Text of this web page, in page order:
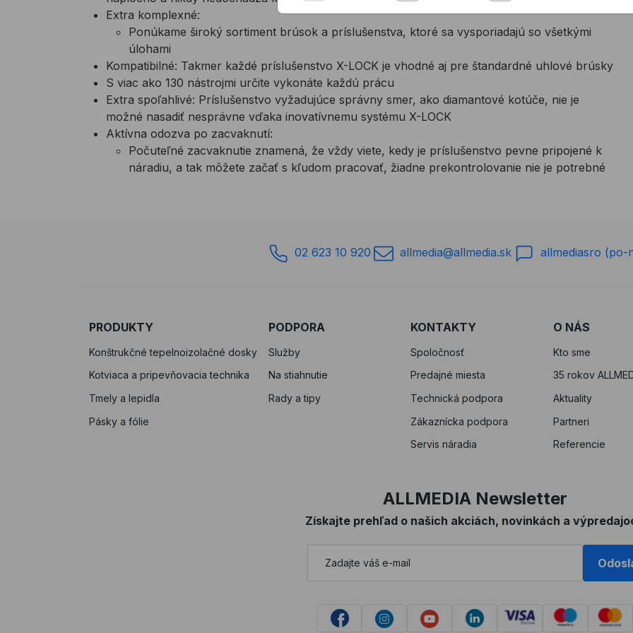
Extra komplexné:
Ponúkame široký sortiment brúsok a príslušenstva, ktoré sa vysporiadajú so všetkými
úlohami
Kompatibilné: Takmer každé príslušenstvo X-LOCK je vhodné aj pre štandardné uhlové brúsky
S viac ako 130 nástrojmi určite vykonáte každú prácu
Extra spoľahlivé: Príslušenstvo vyžadujúce správny smer, ako diamantové kotúče, nie je
možné nasadiť nesprávne vďaka inovatívnemu systému X-LOCK
Aktívna odozva po zacvaknutí:
Počuteľné zacvaknutie znamená, že vždy viete, kedy je príslušenstvo pevne pripojené k
náradiu, a tak môžete začať s kľudom pracovať, žiadne prekontrolovanie nie je potrebné
02 623 10 920 allmedia@allmedia.sk allmediasro (po-
PRODUKTY
Konštrukčné tepelnoizolačné dosky
Kotviaca a pripevňovacia technika
Tmely a lepidla
Pásky a fólie
PODPORA
Služby
Na stiahnutie
Rady a tipy
KONTAKTY
Spoločnosť
Predajné miesta
Technická podpora
Zákaznícka podpora
Servis náradia
O NÁS
Kto sme
35 rokov
Aktuality
Partneri
Referencie
ALLMEDIA Newsletter
Získajte prehľad o našich akciách, novinkách a